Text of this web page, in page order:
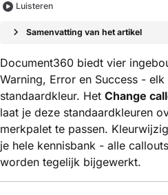
Luisteren
Samenvatting van het artikel
Document360 biedt vier
Warning, Error en Success -
standaardkleur. Het Change
laat je deze standaardkleuren
merkpalet te passen.
je hele kennisbank - alle
worden tegelijk bijgewerkt.